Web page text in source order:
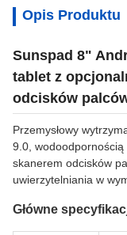
Opis Produktu
Sunspad 8"
tablet z
odcisków
Przemysłowy
9.0,
skanerem odcisków
uwierzytelniania w
Główne